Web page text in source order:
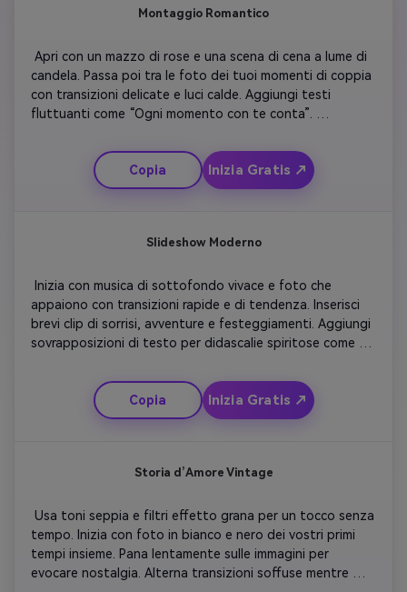
Montaggio Romantico
Apri con un mazzo di rose e una scena di cena a lume di
candela. Passa poi tra le foto dei tuoi momenti di coppia
con transizioni delicate e luci calde. Aggiungi testi
fluttuanti come “Ogni momento con te conta”.
Sfuma in una clip al rallentatore di mani intrecciate o balli.
Concludi con un messaggio luminoso che dice “Buon
anniversario” circondato da scintille.
Copia Inizia Gratis ↗
Slideshow Moderno
Inizia con musica di sottofondo vivace e foto che
appaiono con transizioni rapide e di tendenza. Inserisci
brevi clip di sorrisi, avventure e festeggiamenti. Aggiungi
sovrapposizioni di testo per didascalie spiritose come
editing vivace e attuale. Concludi con animazione di
coriandoli colorati e la data dell’anniversario che appare
elegantemente sullo schermo.
Copia Inizia Gratis ↗
Storia d’Amore Vintage
Usa toni seppia e filtri effetto grana per un tocco senza
tempo. Inizia con foto in bianco e nero dei vostri primi
tempi insieme. Pana lentamente sulle immagini per
evocare nostalgia. Alterna transizioni soffuse mentre